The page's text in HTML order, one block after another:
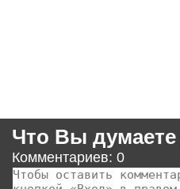
Что Вы
Комментариев: 0